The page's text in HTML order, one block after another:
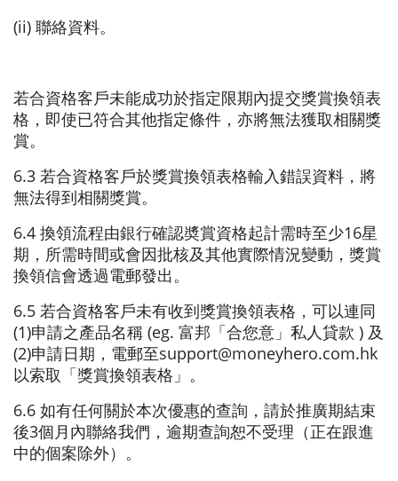
(ii) 聯絡資料。
若合資格客戶未能成功於指定限期內提交獎賞換領表
格，即使已符合其他指定條件，亦將無法獲取相關獎
賞。
6.3 若合資格客戶於獎賞換領表格輸入錯誤資料，將
無法得到相關獎賞。
6.4 換領流程由銀行確認奬賞資格起計需時至少16星
期，所需時間或會因批核及其他實際情況變動，獎賞
換領信會透過電郵發出。
6.5 若合資格客戶未有收到獎賞換領表格，可以連同
(1)申請之產品名稱 (eg. 富邦「合您意」私人貸款 ) 及
(2)申請日期，電郵至support@moneyhero.com.hk
以索取「獎賞換領表格」。
6.6 如有任何關於本次優惠的查詢，請於推廣期結束
後3個月內聯絡我們，逾期查詢恕不受理（正在跟進
中的個案除外）。